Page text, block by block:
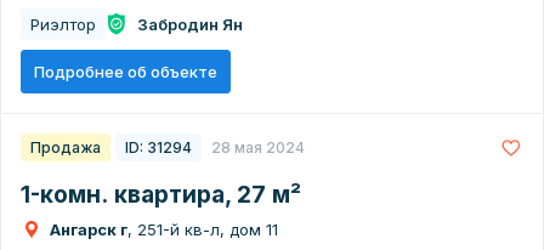
Риэлтор Забродин Ян
Подробнее об объекте
Продажа ID: 31294 28 мая 2024
1-комн. квартира, 27 м²
Ангарск г, 251-й кв-л, дом 11